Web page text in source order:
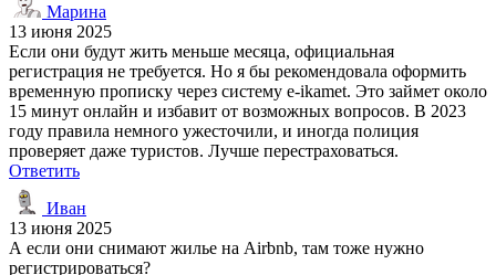
Марина
13 июня 2025
Если они будут жить меньше месяца, официальная
регистрация не требуется. Но я бы рекомендовала оформить
временную прописку через систему e-ikamet. Это займет около
15 минут онлайн и избавит от возможных вопросов. В 2023
году правила немного ужесточили, и иногда полиция
проверяет даже туристов. Лучше перестраховаться.
Ответить
Иван
13 июня 2025
А если они снимают жилье на Airbnb, там тоже нужно
регистрироваться?